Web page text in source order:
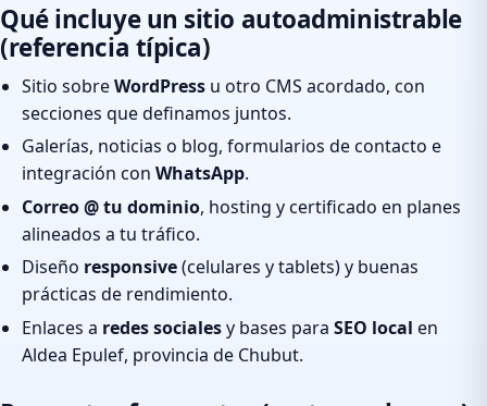
Qué incluye un sitio autoadministrable
(referencia típica)
Sitio sobreWordPress u otro CMS acordado, con
secciones que definamos juntos.
Galerías, noticias o blog, formularios de contacto e
integración con WhatsApp.
Correo @ tu dominio, hosting y certificado en planes
alineados a tu tráfico.
Diseño responsive(celulares y tablets) y buenas
prácticas de rendimiento.
Enlaces a redes socialesy bases para SEO local en
Aldea Epulef, provincia de Chubut.